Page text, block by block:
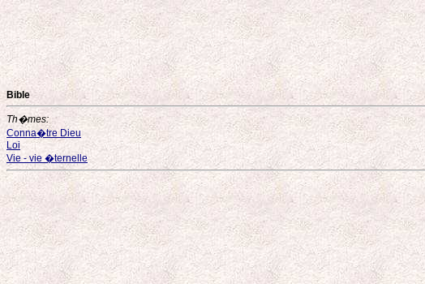
Bible
Th�mes:
Conna�tre Dieu
Loi
Vie - vie �ternelle